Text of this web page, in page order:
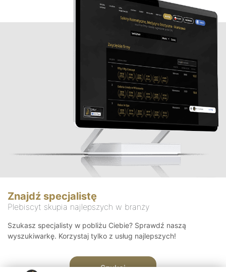
Znajdź specjalistę
Plebiscyt skupia najlepszych w branży
Szukasz specjalisty w pobliżu Ciebie? Sprawdź naszą
wyszukiwarkę. Korzystaj tylko z usług najlepszych!
Szukaj